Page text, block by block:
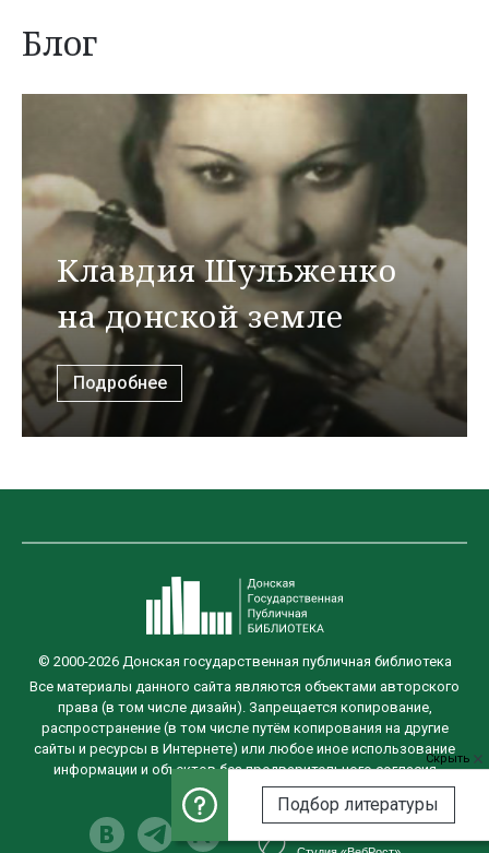
Блог
Клавдия Шульженко
на донской земле
Подробнее
Скрыть
Подбор литературы
© 2000-2026 Донская государственная публичная библиотека
Все материалы данного сайта являются объектами авторского
права (в том числе дизайн). Запрещается копирование,
распространение (в том числе путём копирования на другие
сайты и ресурсы в Интернете) или любое иное использование
информации и объектов без предварительного согласия
правообладателя.